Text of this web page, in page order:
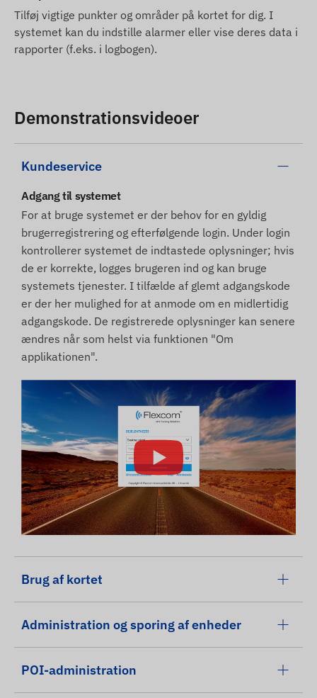
Tilføj vigtige punkter og områder på kortet for dig. I
systemet kan du indstille alarmer eller vise deres data i
rapporter (f.eks. i logbogen).
Demonstrationsvideoer
Kundeservice
Adgang til systemet
For at bruge systemet er der behov for en gyldig
brugerregistrering og efterfølgende login. Under login
kontrollerer systemet de indtastede oplysninger; hvis
de er korrekte, logges brugeren ind og kan bruge
systemets tjenester. I tilfælde af glemt adgangskode
er der her mulighed for at anmode om en midlertidig
adgangskode. De registrerede oplysninger kan senere
ændres når som helst via funktionen "Om
applikationen".
Brug af kortet
Administration og sporing af enheder
POI-administration